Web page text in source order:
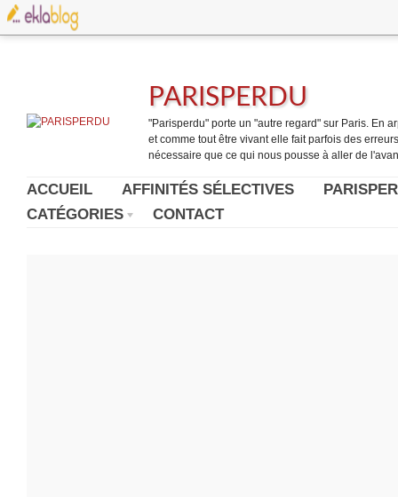
PARISPERDU
"Parisperdu" porte un "autre regard" sur Paris. En
et comme tout être vivant elle fait parfois des
nécessaire que ce qui nous pousse à aller de
ACCUEIL AFFINITÉS SÉLECTIVES
CATÉGORIES
CONTACT